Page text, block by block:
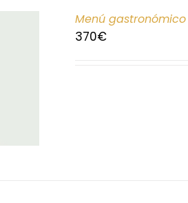
Menú gastronómico
370€